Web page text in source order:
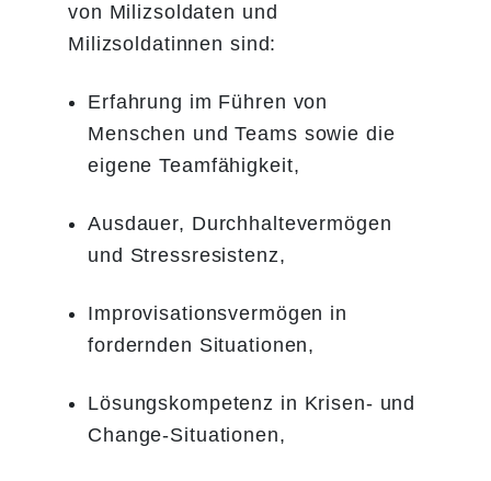
von Milizsoldaten und
Milizsoldatinnen sind:
Erfahrung im Führen von
Menschen und Teams sowie die
eigene Teamfähigkeit,
Ausdauer, Durchhaltevermögen
und Stressresistenz,
Improvisationsvermögen in
fordernden Situationen,
Lösungskompetenz in Krisen- und
Change-Situationen,